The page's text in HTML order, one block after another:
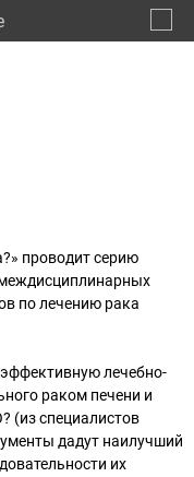
проводит серию
по лечению рака
лечебно-
раком печени и
(из специалистов
дадут наилучший
их